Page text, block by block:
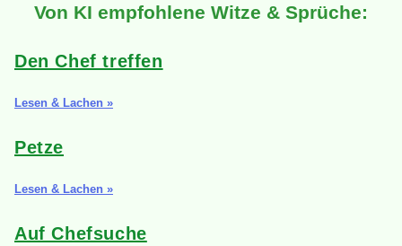
Von KI empfohlene Witze & Sprüche:
Den Chef treffen
Lesen & Lachen »
Petze
Lesen & Lachen »
Auf Chefsuche